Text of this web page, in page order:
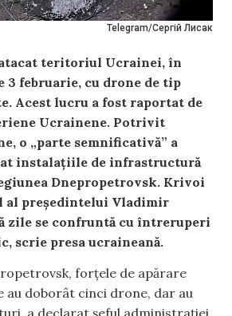
Telegram/Сергій Лисак
teritoriul Ucrainei, în
3 februarie, cu drone de tip
Acest lucru a fost raportat de
Ucrainene. Potrivit
o „parte semnificativă” a
instalațiile de infrastructură
Dnepropetrovsk. Krivoi
al președintelui Vladimir
zile se confruntă cu întreruperi
scrie presa ucraineană.
forțele de apărare
au doborât cinci drone, dar au